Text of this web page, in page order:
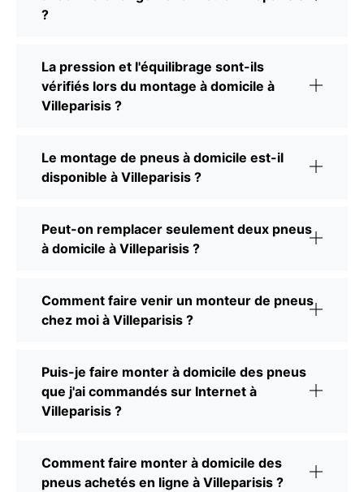
?
La pression et l'équilibrage sont-ils
vérifiés lors du montage à domicile à
Villeparisis ?
Le montage de pneus à domicile est-il
disponible à Villeparisis ?
Peut-on remplacer seulement deux pneus
à domicile à Villeparisis ?
Comment faire venir un monteur de pneus
chez moi à Villeparisis ?
Puis-je faire monter à domicile des pneus
que j'ai commandés sur Internet à
Villeparisis ?
Comment faire monter à domicile des
pneus achetés en ligne à Villeparisis ?